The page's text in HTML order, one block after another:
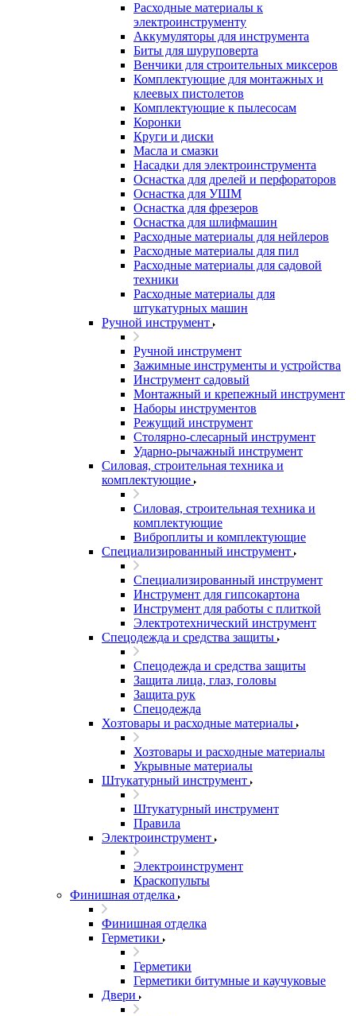
Расходные материалы к
электроинструменту
Аккумуляторы для инструмента
Биты для шуруповерта
Венчики для строительных миксеров
Комплектующие для монтажных и
клеевых пистолетов
Комплектующие к пылесосам
Коронки
Круги и диски
Масла и смазки
Насадки для электроинструмента
Оснастка для дрелей и перфораторов
Оснастка для УШМ
Оснастка для фрезеров
Оснастка для шлифмашин
Расходные материалы для нейлеров
Расходные материалы для пил
Расходные материалы для садовой
техники
Расходные материалы для
штукатурных машин
Ручной инструмент
Ручной инструмент
Зажимные инструменты и устройства
Инструмент садовый
Монтажный и крепежный инструмент
Наборы инструментов
Режущий инструмент
Столярно-слесарный инструмент
Ударно-рычажный инструмент
Силовая, строительная техника и
комплектующие
Силовая, строительная техника и
комплектующие
Виброплиты и комплектующие
Специализированный инструмент
Специализированный инструмент
Инструмент для гипсокартона
Инструмент для работы с плиткой
Электротехнический инструмент
Спецодежда и средства защиты
Спецодежда и средства защиты
Защита лица, глаз, головы
Защита рук
Спецодежда
Хозтовары и расходные материалы
Хозтовары и расходные материалы
Укрывные материалы
Штукатурный инструмент
Штукатурный инструмент
Правила
Электроинструмент
Электроинструмент
Краскопульты
Финишная отделка
Финишная отделка
Герметики
Герметики
Герметики битумные и каучуковые
Двери